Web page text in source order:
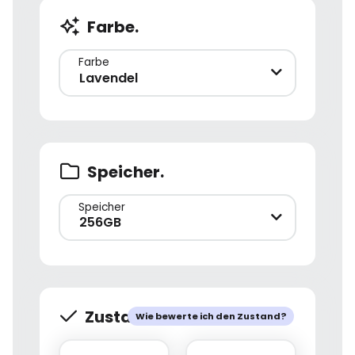
Farbe.
Farbe
Lavendel
Speicher.
Speicher
256GB
Wie bewerte ich den Zustand?
Zustand.